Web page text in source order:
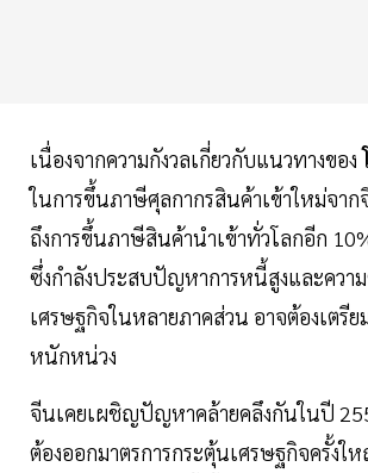
เนื่องจากความกังวลเกี่ยวกับแนวทางของ
ในการขึ้นภาษีศุลกากรสินค้าเข้าใหม่จาก
ถึงการขึ้นภาษีสินค้านำเข้าทั่วโลกอีก
ซึ่งกำลังประสบปัญหาการหนี้สูงและควา
เศรษฐกิจในหลายภาคส่วน อาจต้องเตรีย
หนักหน่วง
จีนเคยเผชิญปัญหาคล้ายคลึงกันในปี
ต้องออกมาตรการกระตุ้นเศรษฐกิจครั้งใ